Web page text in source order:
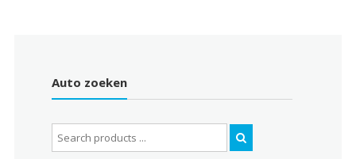
Auto zoeken
Search
for: